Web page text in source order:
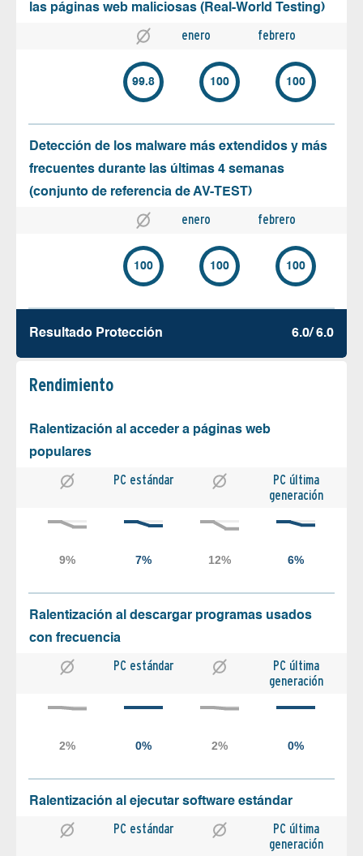
las páginas web maliciosas (Real-World Testing)
enero febrero
99.8 100 100
Detección de los malware más extendidos y más
frecuentes durante las últimas 4 semanas
(conjunto de referencia de AV-TEST)
enero febrero
100 100 100
Resultado Protección 6.0/ 6.0
Rendimiento
Ralentización al acceder a páginas web
populares
PC estándar
PC última
generación
Ralentización al descargar programas usados
con frecuencia
PC estándar
PC última
generación
Ralentización al ejecutar software estándar
PC estándar
PC última
generación